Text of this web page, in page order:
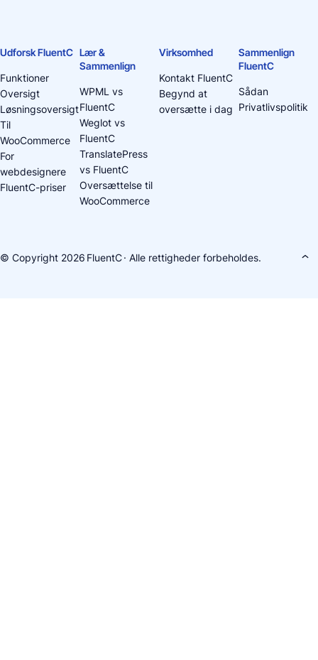
Udforsk FluentC
Funktioner
Oversigt
Løsningsoversigt
Til
WooCommerce
For
webdesignere
FluentC-priser
Lær &
Sammenlign
WPML vs
FluentC
Weglot vs
FluentC
TranslatePress
vs FluentC
Oversættelse til
WooCommerce
Virksomhed
Kontakt FluentC
Begynd at
oversætte i dag
Sammenlign
FluentC
Sådan
Privatlivspolitik
© Copyright 2026 FluentC· Alle rettigheder forbeholdes.